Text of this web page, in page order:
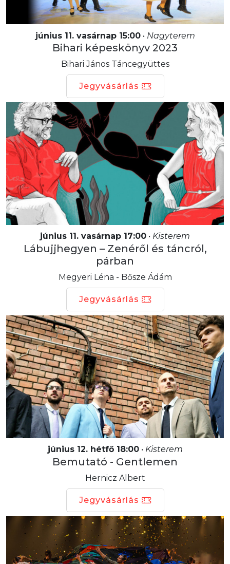
június 11. vasárnap 15:00• Nagyterem
Bihari képeskönyv 2023
Bihari János Táncegyüttes
Jegyvásárlás
június 11. vasárnap 17:00 • Kisterem
Lábujjhegyen – Zenéről és táncról,
párban
Megyeri Léna - Bősze Ádám
Jegyvásárlás
június 12. hétfő 18:00• Kisterem
Bemutató - Gentlemen
Hernicz Albert
Jegyvásárlás